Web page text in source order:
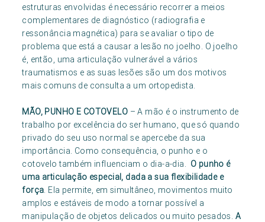
estruturas envolvidas é necessário recorrer a meios
complementares de diagnóstico (radiografia e
ressonância magnética) para se avaliar o tipo de
problema que está a causar a lesão no joelho. O joelho
é, então, uma articulação vulnerável a vários
traumatismos e as suas lesões são um dos motivos
mais comuns de consulta a um ortopedista.
MÃO, PUNHO E COTOVELO – A mão é o instrumento de
trabalho por excelência do ser humano, que só quando
privado do seu uso normal se apercebe da sua
importância. Como consequência, o punho e o
cotovelo também influenciam o dia-a-dia. O punho é
uma articulação especial, dada a sua flexibilidade e
força. Ela permite, em simultâneo, movimentos muito
amplos e estáveis de modo a tornar possível a
manipulação de objetos delicados ou muito pesados. A